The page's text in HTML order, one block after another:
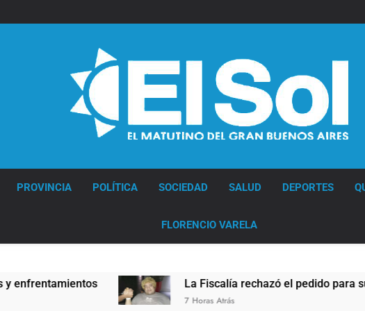
PROVINCIA POLÍTICA SOCIEDAD SALUD DEPORTES
FLORENCIO VARELA
La Fiscalía rechazó el pedido para suspender el juicio
7 Horas Atrás